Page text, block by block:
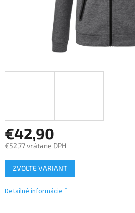
€42,90
€52,77 vrátane DPH
Jednotková
cena:
ZVOĽTE VARIANT
Detailné informácie